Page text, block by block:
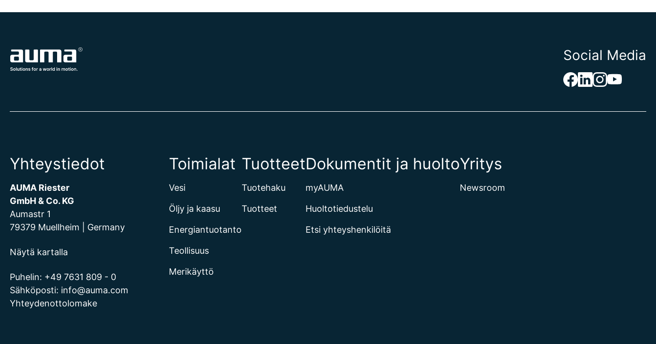
Social Media
Yhteystiedot
AUMA Riester
GmbH & Co. KG
Aumastr 1
79379 Muellheim | Germany
Näytä kartalla
Puhelin: +49 7631 809 - 0
Sähköposti: info@auma.com
Yhteydenottolomake
Toimialat
Vesi
Öljy ja kaasu
Energiantuotanto
Teollisuus
Merikäyttö
Tuotteet
Tuotehaku
Tuotteet
Dokumentit ja huolto
myAUMA
Huoltotiedustelu
Etsi yhteyshenkilöitä
Yritys
Newsroom